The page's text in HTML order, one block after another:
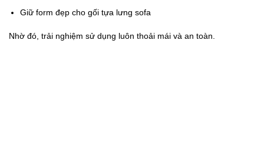
Giữ form đẹp cho gối tựa lưng sofa
Nhờ đó, trải nghiệm sử dụng luôn thoải mái và an toàn.